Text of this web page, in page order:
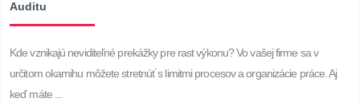
Auditu
Kde vznikajú neviditeľné prekážky pre rast výkonu? Vo vašej firme sa v
určitom okamihu môžete stretnúť s limitmi procesov a organizácie práce. Aj
keď máte ...